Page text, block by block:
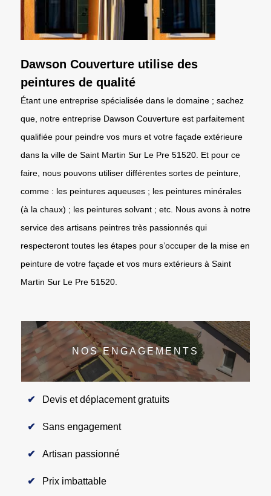
Dawson Couverture utilise des
peintures de qualité
Étant une entreprise spécialisée dans le domaine ; sachez
que, notre entreprise Dawson Couverture est parfaitement
qualifiée pour peindre vos murs et votre façade extérieure
dans la ville de Saint Martin Sur Le Pre 51520. Et pour ce
faire, nous pouvons utiliser différentes sortes de peinture,
comme : les peintures aqueuses ; les peintures minérales
(à la chaux) ; les peintures solvant ; etc. Nous avons à notre
service des artisans peintres très passionnés qui
respecteront toutes les étapes pour s’occuper de la mise en
peinture de votre façade et vos murs extérieurs à Saint
Martin Sur Le Pre 51520.
NOS ENGAGEMENTS
Devis et déplacement gratuits
Sans engagement
Artisan passionné
Prix imbattable